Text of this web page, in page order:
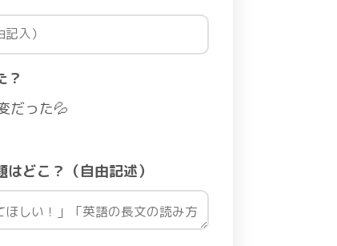
？
だった💦
どこ？（自由記述）